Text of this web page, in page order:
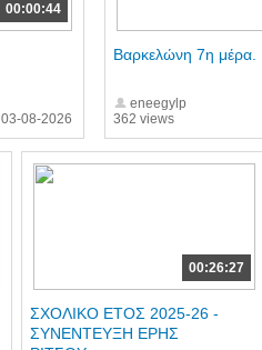
00:00:44
03-08-2026
362 views
Βαρκελώνη 7η μέρα.
eneegylp
00:26:27
ΣΧΟΛΙΚΟ ΕΤΟΣ 2025-26 -
ΣΥΝΕΝΤΕΥΞΗ ΕΡΗΣ